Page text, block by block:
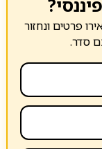
פרטים ונחזור
סדר.